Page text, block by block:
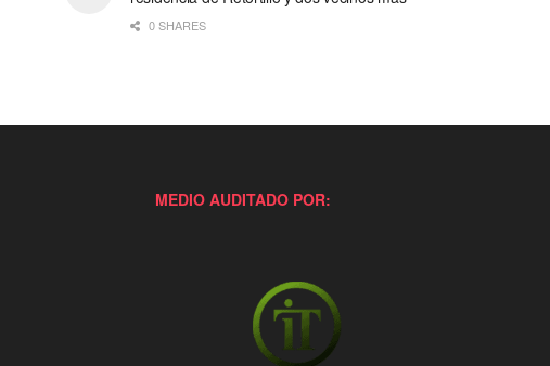
0 SHARES
MEDIO AUDITADO POR: